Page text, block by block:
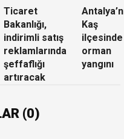
Ticaret
Bakanlığı,
indirimli satış
reklamlarında
şeffaflığı
artıracak
Kaş
ilçesinde
orman
yangını
(0)